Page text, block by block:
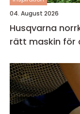
04. August 2026
Husqvarna norrköping
rätt maskin för